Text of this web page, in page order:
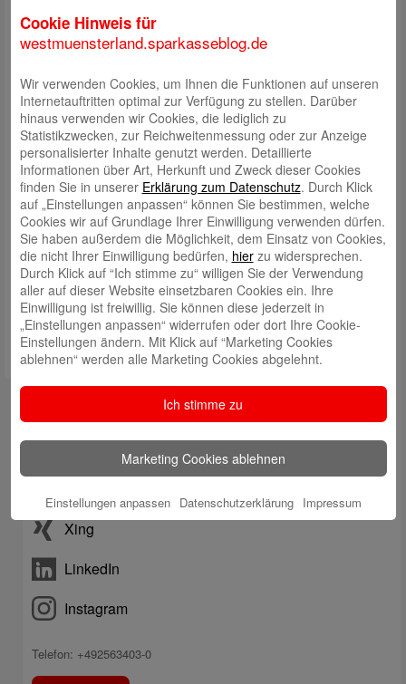
unterschiedliche Anlässe konzipiert. Neben der klassischen Variante
gibt es auch einen Raum mit einem Thekentisch und Barhockern.
Unterstützt wird dies mit neuester Technik, dazu zählt ein
und zur Anzeige erläuternde Videos genutzt werden kann.
„Mit dem neuen Standort liegen wir am Nahversorgungszentrum an der
Weseler Straße“, erläutert Regionaldirektor Hubert Buß. Wir sind gut
erreichbar und haben ausreichend Parkplätze.
„Beratungstermine bieten wir montags bis freitags zwischen 8 und 19
Uhr an“, unterstreicht Dirk Ribbers. Kunden können Termine telefonisch,
persönlich, per Online-Chat oder direkt in den Terminkalendern ihres
Beraters vereinbaren, möglich ist dies über das Online-Banking.
Facebook
Xing
LinkedIn
Instagram
Telefon: +492563403-0
Cookie Hinweis für
westmuensterland.sparkasseblog.de
Wir verwenden Cookies, um Ihnen die Funktionen auf unseren
Internetauftritten optimal zur Verfügung zu stellen. Darüber
hinaus verwenden wir Cookies, die lediglich zu
Statistikzwecken, zur Reichweitenmessung oder zur Anzeige
personalisierter Inhalte genutzt werden. Detaillierte
Informationen über Art, Herkunft und Zweck dieser Cookies
finden Sie in unserer Erklärung zum Datenschutz. Durch Klick
auf „Einstellungen anpassen“ können Sie bestimmen, welche
Cookies wir auf Grundlage Ihrer Einwilligung verwenden dürfen.
Sie haben außerdem die Möglichkeit, dem Einsatz von Cookies,
die nicht Ihrer Einwilligung bedürfen, hierzu widersprechen.
Durch Klick auf “Ich stimme zu“ willigen Sie der Verwendung
aller auf dieser Website einsetzbaren Cookies ein. Ihre
Einwilligung ist freiwillig. Sie können diese jederzeit in
„Einstellungen anpassen“ widerrufen oder dort Ihre Cookie-
Einstellungen ändern. Mit Klick auf “Marketing Cookies
ablehnen“ werden alle Marketing Cookies abgelehnt.
Ich stimme zu
Marketing Cookies ablehnen
Einstellungen anpassen Datenschutzerklärung Impressum